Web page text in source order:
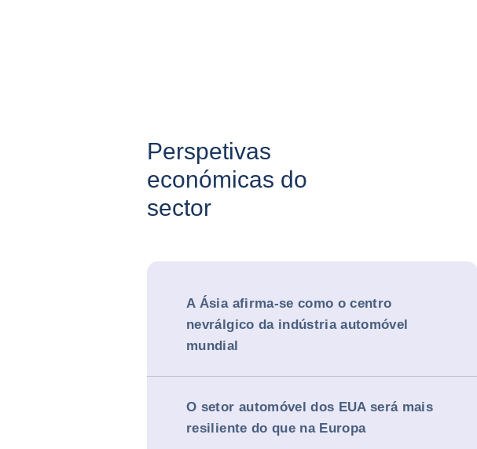
Perspetivas
económicas do
sector
A Ásia afirma-se como o centro
nevrálgico da indústria automóvel
mundial
O setor automóvel dos EUA será mais
resiliente do que na Europa